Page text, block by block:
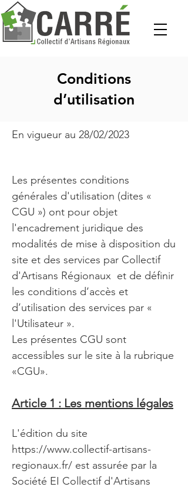
Conditions
d’utilisation
En vigueur au 28/02/2023
Les présentes conditions
générales d'utilisation (dites «
CGU ») ont pour objet
l'encadrement juridique des
modalités de mise à disposition du
site et des services par Collectif
d'Artisans Régionaux et de définir
les conditions d’accès et
d’utilisation des services par «
l'Utilisateur ».
Les présentes CGU sont
accessibles sur le site à la rubrique
«CGU».
Article 1 : Les mentions légales
L'édition du site
https://www.collectif-artisans-
regionaux.fr/ est assurée par la
Société EI Collectif d'Artisans